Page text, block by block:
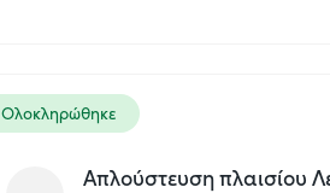
Ολοκληρώθηκε
Απλούστευση πλαισίου